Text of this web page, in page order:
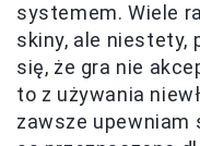
systemem. Wiele
skiny, ale niestety,
się, że gra nie
to z używania
zawsze upewniam